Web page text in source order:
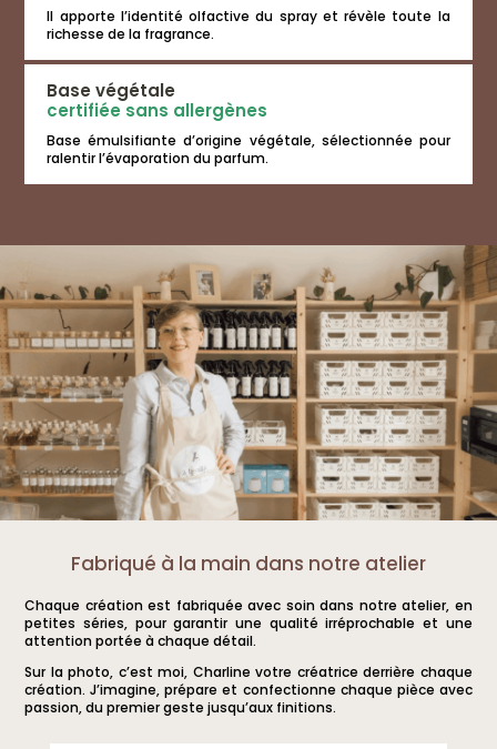
Il apporte l’identité olfactive du spray et révèle toute la
richesse de la fragrance.
Base végétale
certifiée sans allergènes
Base émulsifiante d’origine végétale, sélectionnée pour
ralentir l’évaporation du parfum.
Fabriqué à la main dans notre atelier
Chaque création est fabriquée avec soin dans notre atelier, en
petites séries, pour garantir une qualité irréprochable et une
attention portée à chaque détail.
Sur la photo, c’est moi, Charline votre créatrice derrière chaque
création. J’imagine, prépare et confectionne chaque pièce avec
passion, du premier geste jusqu’aux finitions.